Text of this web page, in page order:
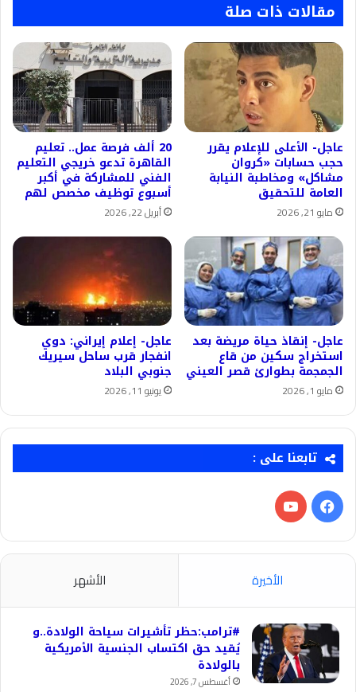
مقالات ذات صلة
عاجل- الأعلى للإعلام يقرر
حجب حسابات «كروان
مشاكل» ومخاطبة النيابة
العامة للتحقيق
مايو 21, 2026
20 ألف فرصة عمل.. تعليم
القاهرة تدعو خريجي التعليم
الفني للمشاركة في أكبر
أسبوع توظيف مخصص لهم
أبريل 22, 2026
عاجل- إنقاذ حياة مريضة بعد
استخراج سكين من قاع
الجمجمة بطوارئ قصر العيني
مايو 1, 2026
عاجل- إعلام إيراني: دوي
انفجار قرب ساحل سيريك
جنوبي البلاد
يونيو 11, 2026
تابعنا على :
فيسبوك‫YouTube
الأخيرة الأشهر
#ترامب:حظر تأشيرات سياحة الولادة..و
يُقيد حق اكتساب الجنسية الأمريكية
بالولادة
أغسطس 7, 2026